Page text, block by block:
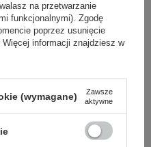
również
na przetwarzanie
funkcjonalnymi). Zgodę
poprzez usunięcie
informacji znajdziesz w
(wymagane)
Zawsze
aktywne